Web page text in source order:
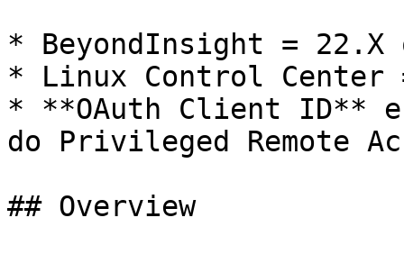
* BeyondInsight = 22.X
* Linux Control Center
* **OAuth Client ID**
do Privileged Remote
## Overview